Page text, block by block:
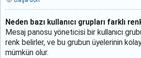
Neden bazı kullanıcı grupları farklı
Mesaj panosu yöneticisi bir kullanıcı
renk belirler, ve bu grubun üyelerinin
mümkün olur.